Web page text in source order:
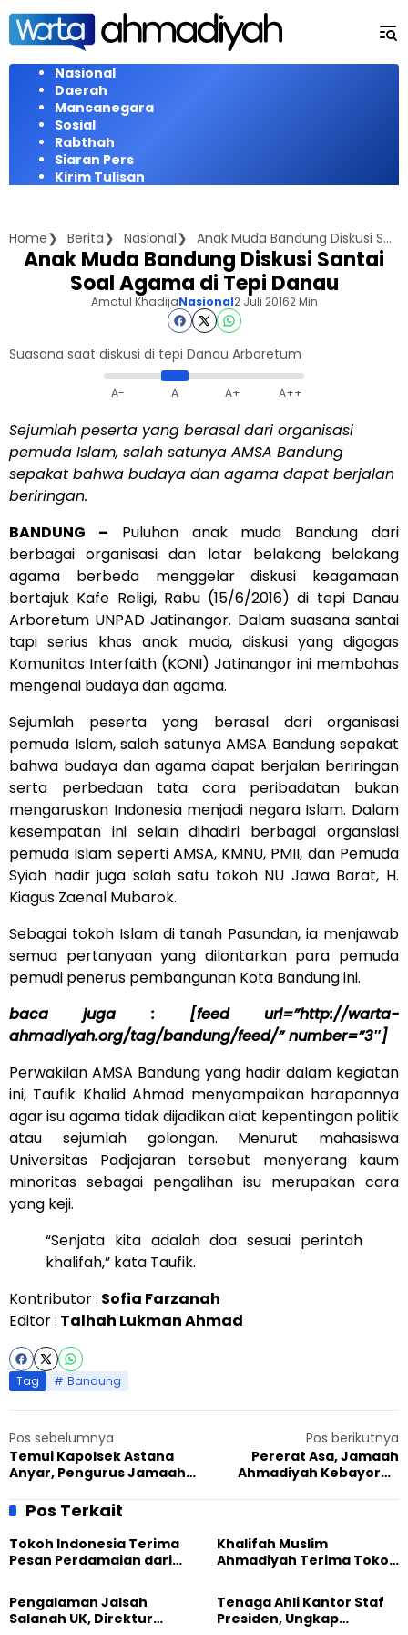
Langsung
konten
Nasional
Daerah
Mancanegara
Sosial
Rabthah
Siaran Pers
Kirim Tulisan
Home Berita Nasional Anak Muda Bandung Diskusi Santai Soal Agama di Tepi Danau
Anak Muda Bandung Diskusi Santai
Soal Agama di Tepi Danau
Amatul KhadijaNasional2 Juli 20162 Min
Suasana saat diskusi di tepi Danau Arboretum
A- A A+ A++
Sejumlah peserta yang berasal dari organisasi
pemuda Islam, salah satunya AMSA Bandung
sepakat bahwa budaya dan agama dapat berjalan
beriringan.
BANDUNG – Puluhan anak muda Bandung dari
berbagai organisasi dan latar belakang belakang
agama berbeda menggelar diskusi keagamaan
bertajuk Kafe Religi, Rabu (15/6/2016) di tepi Danau
Arboretum UNPAD Jatinangor. Dalam suasana santai
tapi serius khas anak muda, diskusi yang digagas
Komunitas Interfaith (KONI) Jatinangor ini membahas
mengenai budaya dan agama.
Sejumlah peserta yang berasal dari organisasi
pemuda Islam, salah satunya AMSA Bandung sepakat
bahwa budaya dan agama dapat berjalan beriringan
serta perbedaan tata cara peribadatan bukan
mengaruskan Indonesia menjadi negara Islam. Dalam
kesempatan ini selain dihadiri berbagai organsiasi
pemuda Islam seperti AMSA, KMNU, PMII, dan Pemuda
Syiah hadir juga salah satu tokoh NU Jawa Barat, H.
Kiagus Zaenal Mubarok.
Sebagai tokoh Islam di tanah Pasundan, ia menjawab
semua pertanyaan yang dilontarkan para pemuda
pemudi penerus pembangunan Kota Bandung ini.
baca juga : [feed url=”http://warta-
ahmadiyah.org/tag/bandung/feed/” number=”3″]
Perwakilan AMSA Bandung yang hadir dalam kegiatan
ini, Taufik Khalid Ahmad menyampaikan harapannya
agar isu agama tidak dijadikan alat kepentingan politik
atau sejumlah golongan. Menurut mahasiswa
Universitas Padjajaran tersebut menyerang kaum
minoritas sebagai pengalihan isu merupakan cara
yang keji.
“Senjata kita adalah doa sesuai perintah
khalifah,” kata Taufik.
Kontributor : Sofia Farzanah
Editor : Talhah Lukman Ahmad
Tag Bandung
Pos sebelumnya
Temui Kapolsek Astana
Anyar, Pengurus Jamaah
Jajaki Kerjasama
Pos berikutnya
Pererat Asa, Jamaah
Ahmadiyah Kebayoran
Sembako
Pos Terkait
Tokoh Indonesia Terima
Pesan Perdamaian dari
Ahmadiyah
Khalifah Muslim
Ahmadiyah Terima Tokoh
Khusus di Islamabad
Pengalaman Jalsah
Salanah UK, Direktur
Tenaga Ahli Kantor Staf
Presiden, Ungkap